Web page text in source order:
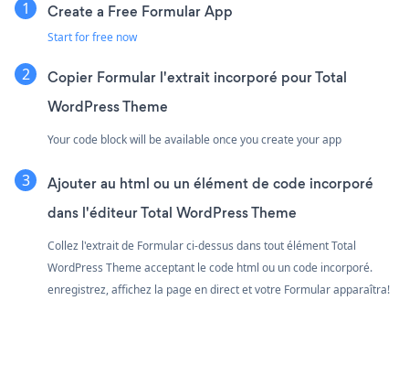
Create a Free Formular App
Start for free now
Copier Formular l'extrait incorporé pour Total
WordPress Theme
Your code block will be available once you create your app
Ajouter au html ou un élément de code incorporé
dans l'éditeur Total WordPress Theme
Collez l'extrait de Formular ci-dessus dans tout élément Total
WordPress Theme acceptant le code html ou un code incorporé.
enregistrez, affichez la page en direct et votre Formular apparaîtra!